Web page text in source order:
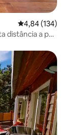
4,84 de uma
4,84 (134)
distância a pé